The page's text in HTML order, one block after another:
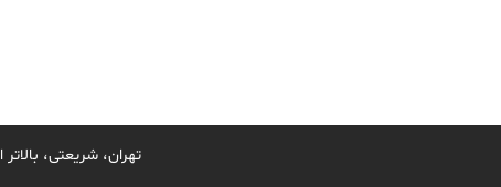
تهران، شریعتی، بالاتر از